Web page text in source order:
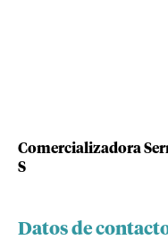
Comercializadora
S
Datos de